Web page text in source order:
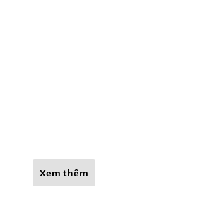
Xem thêm